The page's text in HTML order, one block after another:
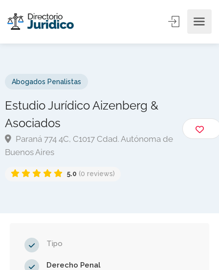
Abogados Penalistas
Estudio Jurídico Aizenberg &
Asociados
Paraná 774 4C, C1017 Cdad. Autónoma de
Buenos Aires
5.0 (0 reviews)
Tipo
Derecho Penal